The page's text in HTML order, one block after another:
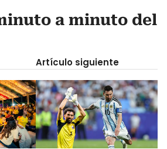
a minuto del
Artículo siguiente